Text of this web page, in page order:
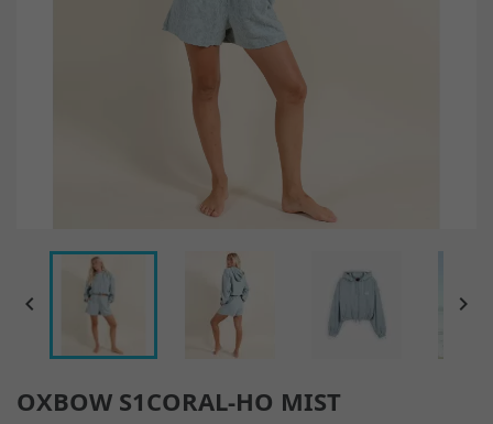
 
OXBOW S1CORAL-HO MIST